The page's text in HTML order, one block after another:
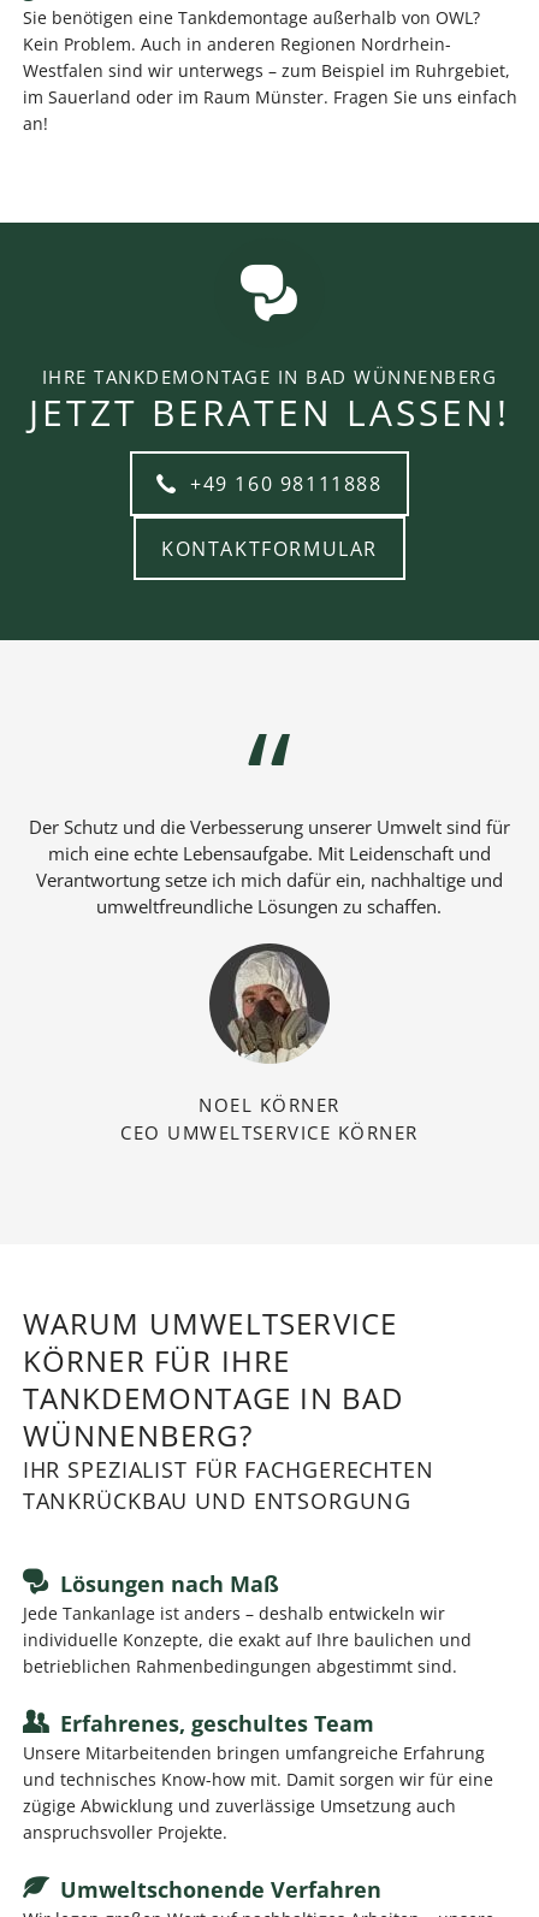
Sie benötigen eine Tankdemontage außerhalb von OWL?
Kein Problem. Auch in anderen Regionen Nordrhein-
Westfalen sind wir unterwegs – zum Beispiel im Ruhrgebiet,
im Sauerland oder im Raum Münster. Fragen Sie uns einfach
an!
IHRE TANKDEMONTAGE IN BAD WÜNNENBERG
JETZT BERATEN LASSEN!
+49 160 98111888
KONTAKTFORMULAR
Der Schutz und die Verbesserung unserer Umwelt sind für
mich eine echte Lebensaufgabe. Mit Leidenschaft und
Verantwortung setze ich mich dafür ein, nachhaltige und
umweltfreundliche Lösungen zu schaffen.
NOEL KÖRNER
CEO UMWELTSERVICE KÖRNER
WARUM UMWELTSERVICE
KÖRNER FÜR IHRE
TANKDEMONTAGE IN BAD
WÜNNENBERG?
IHR SPEZIALIST FÜR FACHGERECHTEN
TANKRÜCKBAU UND ENTSORGUNG
Lösungen nach Maß
Jede Tankanlage ist anders – deshalb entwickeln wir
individuelle Konzepte, die exakt auf Ihre baulichen und
betrieblichen Rahmenbedingungen abgestimmt sind.
Erfahrenes, geschultes Team
Unsere Mitarbeitenden bringen umfangreiche Erfahrung
und technisches Know-how mit. Damit sorgen wir für eine
zügige Abwicklung und zuverlässige Umsetzung auch
anspruchsvoller Projekte.
Umweltschonende Verfahren